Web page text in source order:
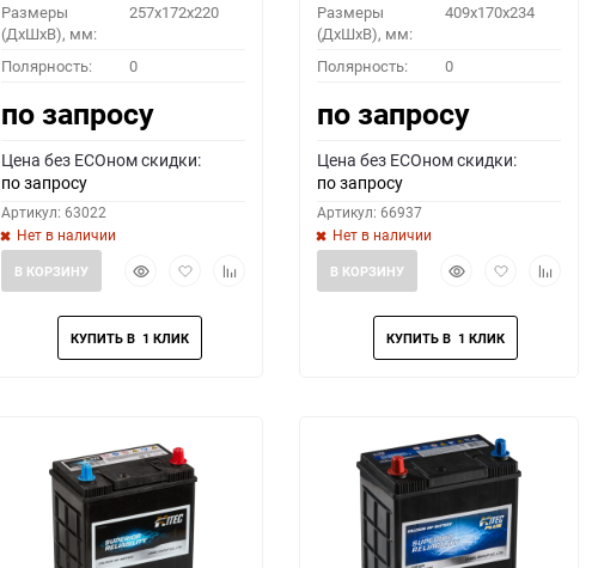
Размеры
(ДхШхВ), мм:
257x172x220
Полярность: 0
по запросу
Цена без ECOном скидки:
по запросу
Артикул: 63022
Нет в наличии
БыстрыйДобавить
избранное
Добавить
В КОРЗИНУ
Размеры
(ДхШхВ), мм:
409x170x234
Полярность: 0
по запросу
Цена без ECOном скидки:
по запросу
Артикул: 66937
Нет в наличии
БыстрыйДобавить
избранное
Добавить
В КОРЗИНУ